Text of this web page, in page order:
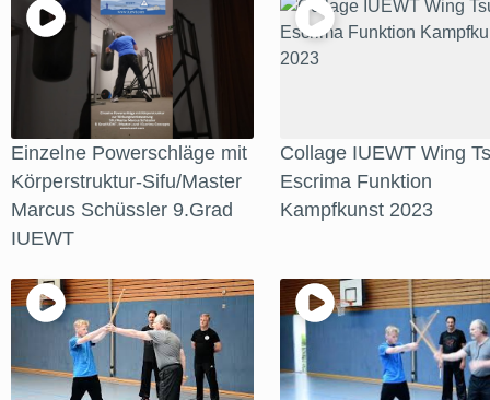
Einzelne Powerschläge mit
Körperstruktur-Sifu/Master
Marcus Schüssler 9.Grad
IUEWT
Collage IUEWT Wing
Escrima Funktion
Kampfkunst 2023